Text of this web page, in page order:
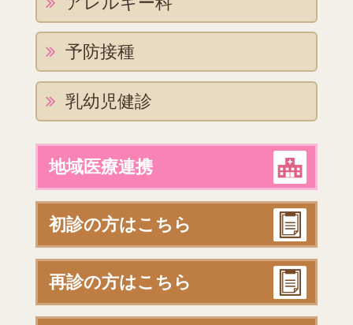
予防接種
乳幼児健診
地域医療連携
初診の方はこちら
再診の方はこちら